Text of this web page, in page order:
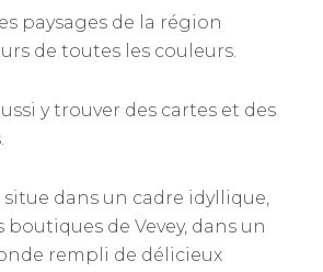
paysages de la région
de toutes les couleurs.
y trouver des cartes et des
situe dans un cadre idyllique,
boutiques de Vevey, dans un
rempli de délicieux